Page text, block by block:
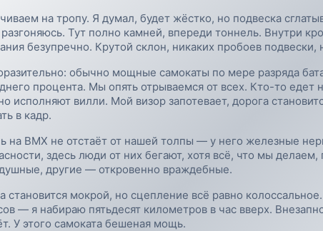
на тропу. Я думал, будет жёстко, но подвеска
разгоняюсь. Тут полно камней, впереди тоннель. Внутри
безупречно. Крутой склон, никаких пробоев
обычно мощные самокаты по мере разряда
процента. Мы опять отрываемся от всех. Кто-то
исполняют вилли. Мой визор запотевает, дорога
в кадр.
на BMX не отстаёт от нашей толпы — у него железные
здесь люди от них бегают, хотя всё, что мы
другие — откровенно враждебные.
становится мокрой, но сцепление всё равно
— я набираю пятьдесят километров в час вверх.
У этого самоката бешеная мощь.